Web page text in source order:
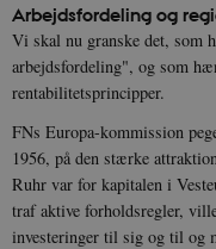
Arbejdsfordeling og
Vi skal nu granske det, som
arbejdsfordeling", og som
rentabilitetsprincipper.
FNs Europa-kommission
1956, på den stærke
Ruhr var for kapitalen i
traf aktive forholdsregler,
investeringer til sig og til og